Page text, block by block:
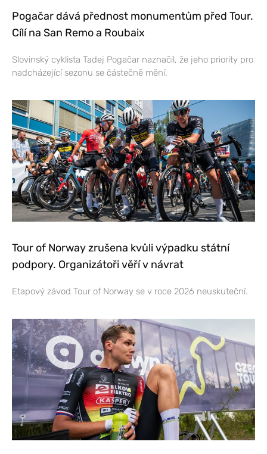
Pogačar dává přednost monumentům před Tour.
Cílí na San Remo a Roubaix
Slovinský cyklista Tadej Pogačar naznačil, že jeho priority pro
nadcházející sezonu se částečně mění.
Tour of Norway zrušena kvůli výpadku státní
podpory. Organizátoři věří v návrat
Etapový závod Tour of Norway se v roce 2026 neuskuteční.